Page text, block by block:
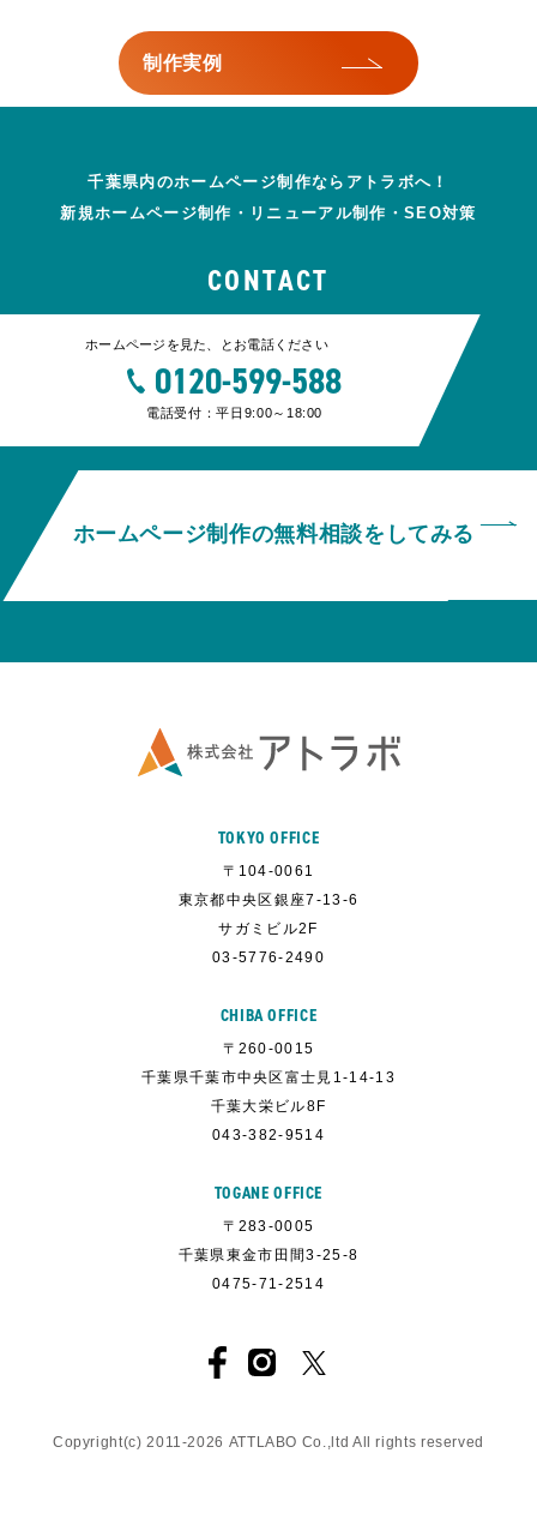
制作実例
千葉県内のホームページ制作ならアトラボへ！
新規ホームページ制作・リニューアル制作・SEO対策
CONTACT
ホームページを見た、とお電話ください
0120-599-588
電話受付：平日9:00～18:00
ホームページ制作の無料相談をしてみる
TOKYO OFFICE
〒104-0061
東京都中央区銀座7-13-6
サガミビル2F
03-5776-2490
CHIBA OFFICE
〒260-0015
千葉県千葉市中央区富士見1-14-13
千葉大栄ビル8F
043-382-9514
TOGANE OFFICE
〒283-0005
千葉県東金市田間3-25-8
0475-71-2514
Copyright(c) 2011-2026 ATTLABO Co.,ltd All rights reserved